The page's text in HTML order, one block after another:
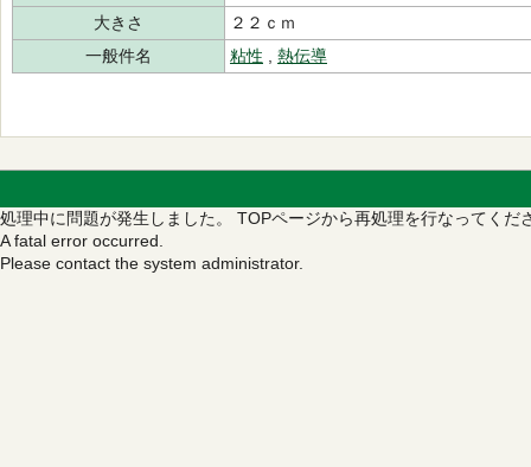
大きさ
２２ｃｍ
一般件名
粘性 熱伝導
処理中に問題が発生しました。 TOPページから再処理を行なってくだ
A fatal error occurred.
Please contact the system administrator.